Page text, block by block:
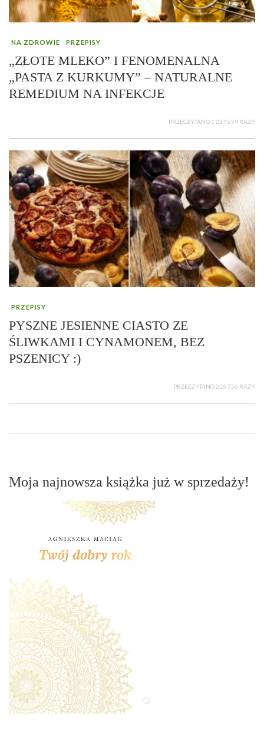
NA ZDROWIE PRZEPISY
„ZŁOTE MLEKO” I FENOMENALNA
„PASTA Z KURKUMY” – NATURALNE
REMEDIUM NA INFEKCJE
PRZECZYTANO 1 227 659 RAZY
PRZEPISY
PYSZNE JESIENNE CIASTO ZE
ŚLIWKAMI I CYNAMONEM, BEZ
PSZENICY :)
PRZECZYTANO 226 756 RAZY
Moja najnowsza książka już w sprzedaży!